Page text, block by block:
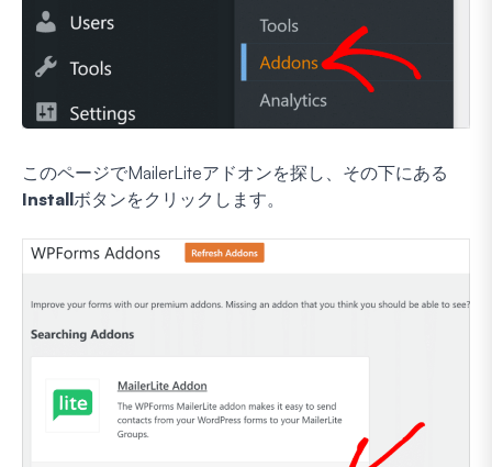
このページでMailerLiteアドオンを探し、その下にある
Installボタンをクリックします。